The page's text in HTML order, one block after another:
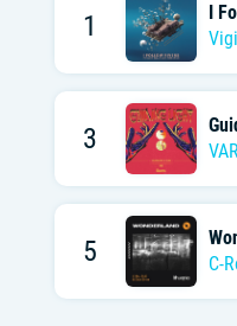
1
I
3
5
C-